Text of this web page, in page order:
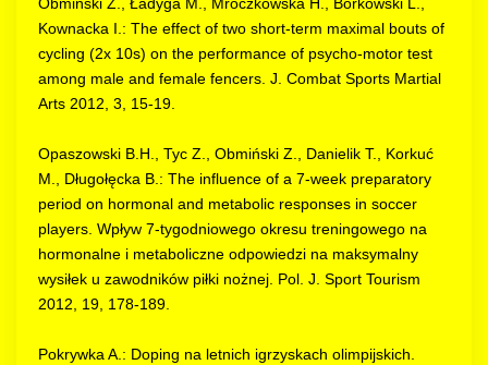
Kownacka I.: The effect of two short-term maximal bouts of
cycling (2x 10s) on the performance of psycho-motor test
among male and female fencers. J. Combat Sports Martial
Arts 2012, 3, 15-19.
Opaszowski B.H., Tyc Z., Obmiński Z., Danielik T., Korkuć
M., Długołęcka B.: The influence of a 7-week preparatory
period on hormonal and metabolic responses in soccer
players. Wpływ 7-tygodniowego okresu treningowego na
hormonalne i metaboliczne odpowiedzi na maksymalny
wysiłek u zawodników piłki nożnej. Pol. J. Sport Tourism
2012, 19, 178-189.
Pokrywka A.: Doping na letnich igrzyskach olimpijskich.